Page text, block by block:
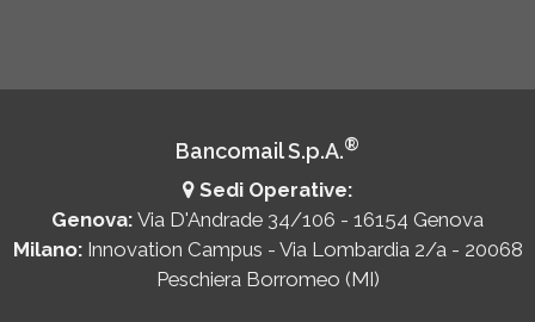
Bancomail S.p.A.®
Sedi Operative:
Genova: Via D'Andrade 34/106 - 16154 Genova
Milano: Innovation Campus - Via Lombardia 2/a - 20068
Peschiera Borromeo (MI)